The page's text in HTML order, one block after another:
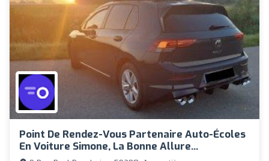
Point De Rendez-Vous Partenaire Auto-Écoles
En Voiture Simone, La Bonne Allure...